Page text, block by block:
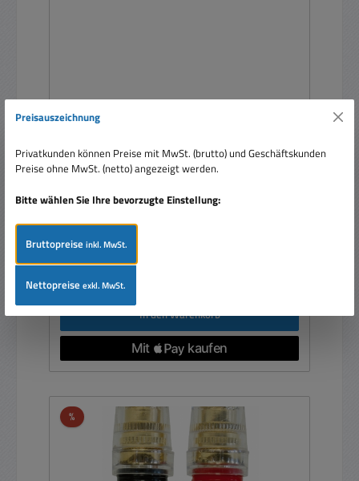
Polklemmen vergoldet Hochstrombuchse Rot-
Inhalt:2 Stück(5,90 € / 1 Stück)
In den Warenkorb
%Rabatt
Preisauszeichnung
Privatkunden können Preise mit MwSt. (brutto) und Geschäftskunden
Preise ohne MwSt. (netto) angezeigt werden.
Bitte wählen Sie Ihre bevorzugte Einstellung:
Bruttopreiseinkl. MwSt.
Nettopreiseexkl. MwSt.